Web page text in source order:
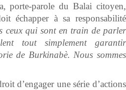
porte-parole du Balai citoyen,
échapper à sa responsabilité
ceux qui sont en train de parler
tout simplement garantir
de Burkinabè. Nous sommes
d’engager une série d’actions